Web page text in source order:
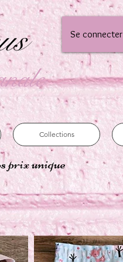
Se connecter
Collections
prix unique